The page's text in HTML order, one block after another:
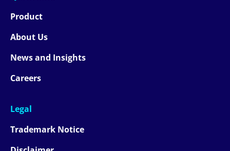
Product
About Us
News and Insights
Careers
Legal
Trademark Notice